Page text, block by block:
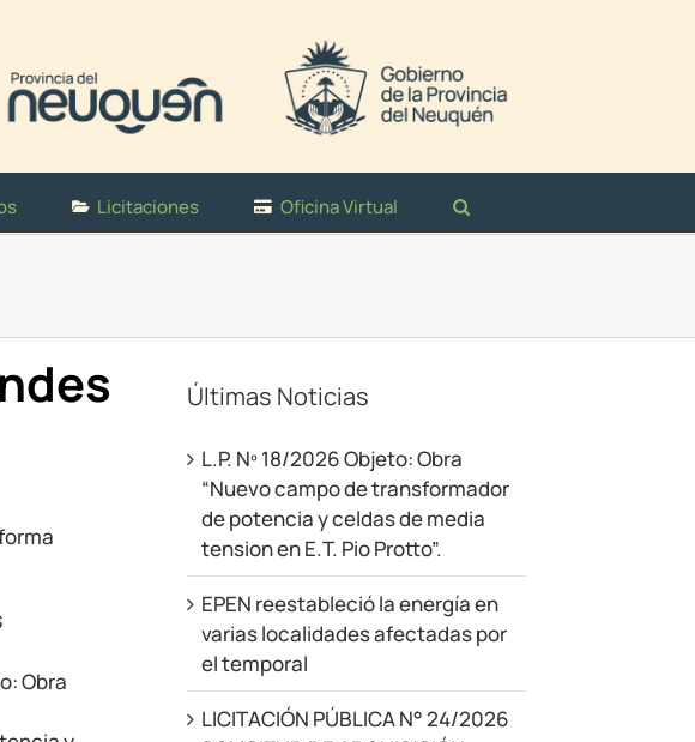
Licitaciones Oficina Virtual
Obra
Últimas Noticias
L.P. Nº 18/2026 Objeto: Obra
“Nuevo campo de transformador
de potencia y celdas de media
tension en E.T. Pio Protto”.
EPEN reestableció la energía en
varias localidades afectadas por
el temporal
LICITACIÓN PÚBLICA N° 24/2026